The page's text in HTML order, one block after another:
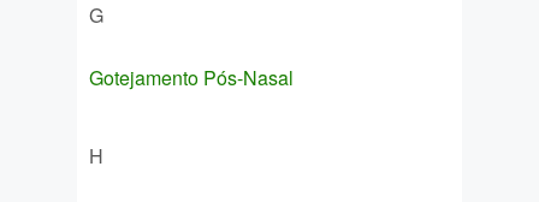
G
Gotejamento Pós-Nasal
H